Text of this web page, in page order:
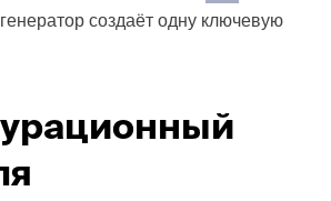
создаёт одну ключевую